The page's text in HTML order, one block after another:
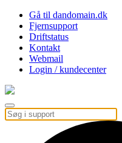
Gå til dandomain.dk
Fjernsupport
Driftstatus
Kontakt
Webmail
Login / kundecenter